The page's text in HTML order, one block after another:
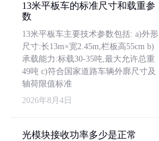
13米平板车的标准尺寸和载重参
数
13米平板车主要技术参数包括: a)外形
尺寸:长13m×宽2.45m,栏板高55cm b)
承载能力:标载30-35吨,最大允许总重
49吨 c)符合国家道路车辆外廓尺寸及
轴荷限值标准
2026年8月4日
光模块接收功率多少是正常